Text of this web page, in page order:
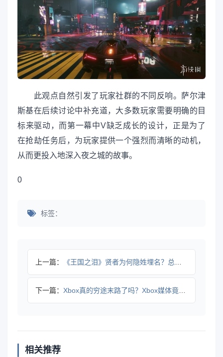
此观点自然引发了玩家社群的不同反响。萨尔津
斯基在后续讨论中补充道，大多数玩家需要明确的目
标来驱动，而第一幕中V缺乏成长的设计，正是为了
在抢劫任务后，为玩家提供一个强烈而清晰的动机，
从而更投入地深入夜之城的故事。
0
标签：
上一篇： 《王国之泪》贤者为何隐姓埋名？总监藤林秀麿亲解真相
下一篇： Xbox真的穷途末路了吗？Xbox媒体竟开始发索尼PS新闻
相关推荐